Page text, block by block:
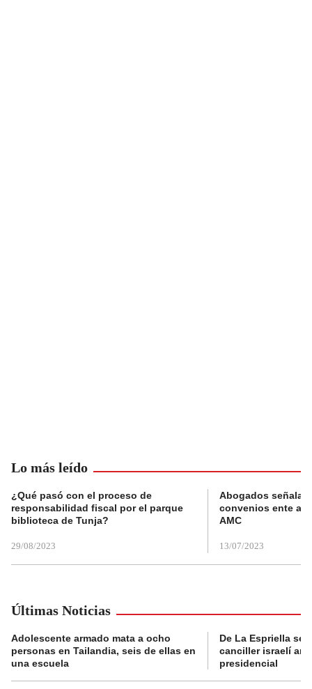
Lo más leído
¿Qué pasó con el proceso de
responsabilidad fiscal por el parque
biblioteca de Tunja?
29/08/2023
Abogados
convenios ente
AMC
13/07/2023
Últimas Noticias
Adolescente armado mata a ocho
personas en Tailandia, seis de ellas en
una escuela
De La Espriella se
canciller israelí
presidencial